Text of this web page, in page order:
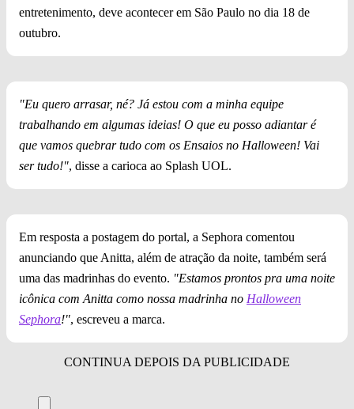
entretenimento, deve acontecer em São Paulo no dia 18 de
outubro.
"Eu quero arrasar, né? Já estou com a minha equipe
trabalhando em algumas ideias! O que eu posso adiantar é
que vamos quebrar tudo com os Ensaios no Halloween! Vai
ser tudo!", disse a carioca ao Splash UOL.
Em resposta a postagem do portal, a Sephora comentou
anunciando que Anitta, além de atração da noite, também será
uma das madrinhas do evento. "Estamos prontos pra uma noite
icônica com Anitta como nossa madrinha no Halloween
Sephora!", escreveu a marca.